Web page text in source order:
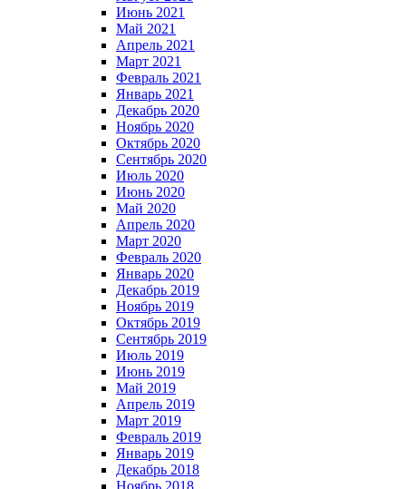
Июнь 2021
Май 2021
Апрель 2021
Март 2021
Февраль 2021
Январь 2021
Декабрь 2020
Ноябрь 2020
Октябрь 2020
Сентябрь 2020
Июль 2020
Июнь 2020
Май 2020
Апрель 2020
Март 2020
Февраль 2020
Январь 2020
Декабрь 2019
Ноябрь 2019
Октябрь 2019
Сентябрь 2019
Июль 2019
Июнь 2019
Май 2019
Апрель 2019
Март 2019
Февраль 2019
Январь 2019
Декабрь 2018
Ноябрь 2018